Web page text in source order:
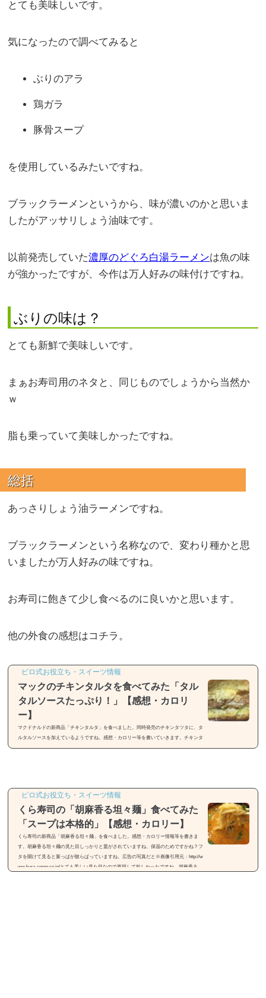
とても美味しいです。
気になったので調べてみると
ぶりのアラ
鶏ガラ
豚骨スープ
を使用しているみたいですね。
ブラックラーメンというから、味が濃いのかと思いま
したがアッサリしょう油味です。
以前発売していた濃厚のどぐろ白湯ラーメンは魚の味
が強かったですが、今作は万人好みの味付けですね。
ぶりの味は？
とても新鮮で美味しいです。
まぁお寿司用のネタと、同じものでしょうから当然か
ｗ
脂も乗っていて美味しかったですね。
総括
あっさりしょう油ラーメンですね。
ブラックラーメンという名称なので、変わり種かと思
いましたが万人好みの味ですね。
お寿司に飽きて少し食べるのに良いかと思います。
他の外食の感想はコチラ。
ピロ式お役立ち・スイーツ情報
マックのチキンタルタを食べてみた「タル
タルソースたっぷり！」【感想・カロリ
ー】
マクドナルドの新商品「チキンタルタ」を食べました。同時発売のチキンタツタに、タ
ルタルソースを加えているようですね。感想・カロリー等を書いていきます。チキンタ
ルタのパッケージビッグマックのように箱入りでした。シンプルで分かりやすいですね
ね。横から見てみるとパンが背が...
ピロ式お役立ち・スイーツ情報
くら寿司の「胡麻香る坦々麺」食べてみた
「スープは本格的」【感想・カロリー】
くら寿司の新商品「胡麻香る坦々麺」を食べました。感想・カロリー情報等を書きま
す。胡麻香る坦々麺の見た目しっかりと蓋がされていますね。保温のためですかね？フ
タを開けて見ると葉っぱが散らばっていますね。広告の写真だと※画像引用元：http://w
ww.kura-corpo.co.jp/とても美しい見た目なので再現して欲しかったですね。胡麻香る